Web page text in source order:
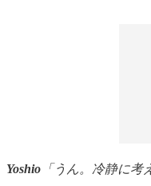
Yoshio「うん。冷静に考